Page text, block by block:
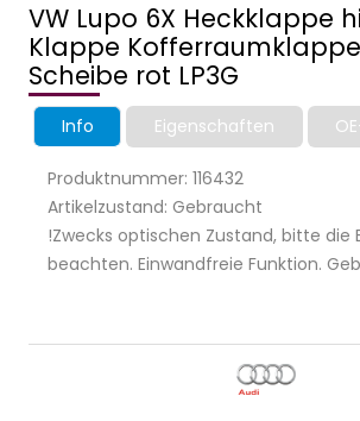
VW Lupo 6X Heckklappe
Klappe
Scheibe rot LP3G
Info Eigenschaften
Produktnummer: 116432
Artikelzustand: Gebraucht
!Zwecks optischen Zustand, bitte die
beachten. Einwandfreie Funktion.